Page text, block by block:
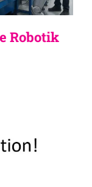
Robotik